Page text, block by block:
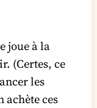
joue à la
(Certes, ce
les
achète ces